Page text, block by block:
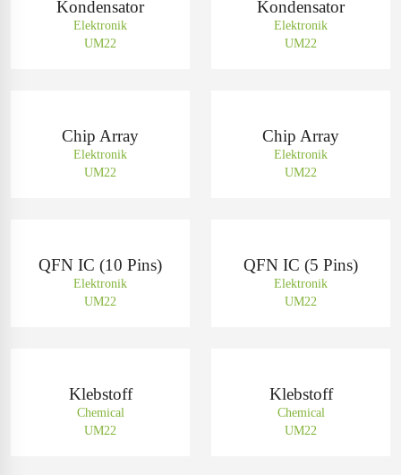
Kondensator
Elektronik
UM22
Kondensator
Elektronik
UM22
Chip Array
Elektronik
UM22
Chip Array
Elektronik
UM22
QFN IC (10 Pins)
Elektronik
UM22
QFN IC (5 Pins)
Elektronik
UM22
Klebstoff
Chemical
UM22
Klebstoff
Chemical
UM22